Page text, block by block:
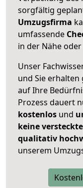
sorgfältig
Umzugsfirma
umfassende
in der Nähe
Unser
und Sie
auf Ihre
Prozess dauert
kostenlos und
keine
qualitativ
unserem